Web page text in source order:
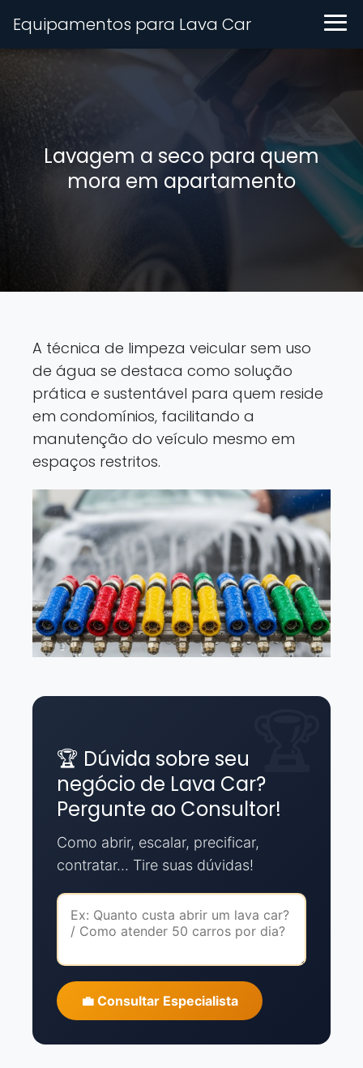
Equipamentos para Lava Car
Lavagem a seco para quem
mora em apartamento
A técnica de limpeza veicular sem uso
de água se destaca como solução
prática e sustentável para quem reside
em condomínios, facilitando a
manutenção do veículo mesmo em
espaços restritos.
🏆 Dúvida sobre seu
negócio de Lava Car?
Pergunte ao Consultor!
Como abrir, escalar, precificar,
contratar... Tire suas dúvidas!
💼 Consultar Especialista